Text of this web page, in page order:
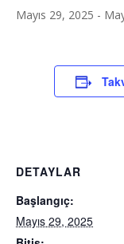
Mayıs 29, 2025 -
DETAYLAR
Başlangıç:
Mayıs 29, 2025